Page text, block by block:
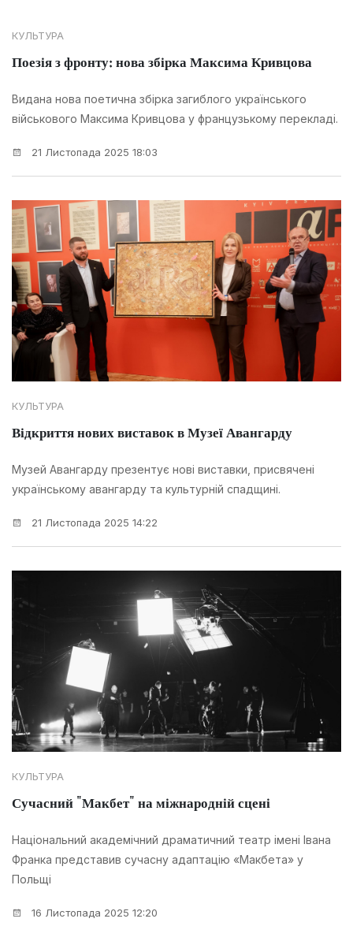
КУЛЬТУРА
Поезія з фронту: нова збірка Максима Кривцова
Видана нова поетична збірка загиблого українського
військового Максима Кривцова у французькому перекладі.
21 Листопада 2025 18:03
КУЛЬТУРА
Відкриття нових виставок в Музеї Авангарду
Музей Авангарду презентує нові виставки, присвячені
українському авангарду та культурній спадщині.
21 Листопада 2025 14:22
КУЛЬТУРА
Сучасний "Макбет" на міжнародній сцені
Національний академічний драматичний театр імені Івана
Франка представив сучасну адаптацію «Макбета» у
Польщі
16 Листопада 2025 12:20